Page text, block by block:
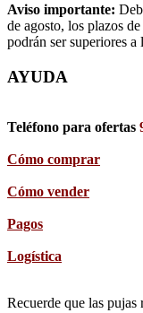
Aviso importante:
de agosto, los plazos
podrán ser superiores
AYUDA
Teléfono para ofertas
Cómo comprar
Cómo vender
Pagos
Logística
Recuerde que las